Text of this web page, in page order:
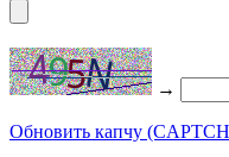
→
Обновить капчу